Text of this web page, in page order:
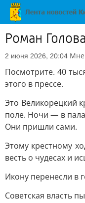
Роман
2 июня 2026, 20:04
Посмотрите. 40
этого в прессе.
Это Великорецкий
поле. Ночи — в
Они пришли сами.
Этому крестному
весть о чудесах и
Икону перенесли в
Советская власть